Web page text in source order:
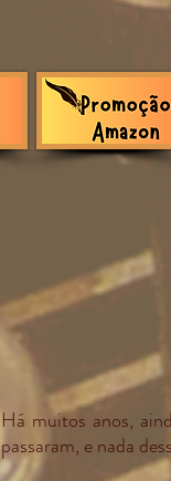
Há muitos anos,
passaram, e nada